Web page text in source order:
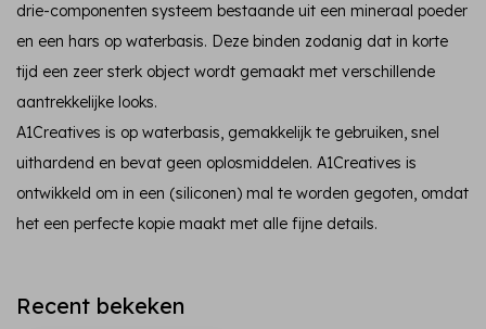
drie-componenten systeem bestaande uit een mineraal poeder
en een hars op waterbasis. Deze binden zodanig dat in korte
tijd een zeer sterk object wordt gemaakt met verschillende
aantrekkelijke looks.
A1Creatives is op waterbasis, gemakkelijk te gebruiken, snel
uithardend en bevat geen oplosmiddelen. A1Creatives is
ontwikkeld om in een (siliconen) mal te worden gegoten, omdat
het een perfecte kopie maakt met alle fijne details.
Recent bekeken